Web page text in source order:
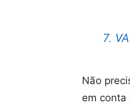
7.
Não
em conta